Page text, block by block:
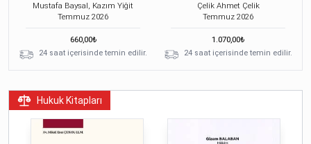
Mustafa Baysal, Kazım Yiğit
Temmuz 2026
660,00₺
24 saat içerisinde temin edilir.
Çelik Ahmet Çelik
Temmuz 2026
1.070,00₺
24 saat içerisinde temin edilir.
Hukuk Kitapları